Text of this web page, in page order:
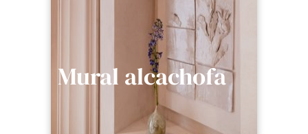
Mural alcachofa